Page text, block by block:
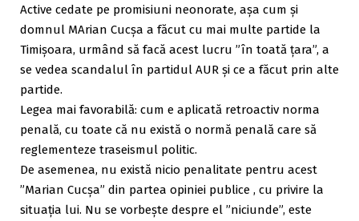
Active cedate pe promisiuni neonorate, așa cum și
domnul MArian Cucșa a făcut cu mai multe partide la
Timișoara, urmând să facă acest lucru ”în toată țara”, a
se vedea scandalul în partidul AUR și ce a făcut prin alte
partide.
Legea mai favorabilă: cum e aplicată retroactiv norma
penală, cu toate că nu există o normă penală care să
reglementeze traseismul politic.
De asemenea, nu există nicio penalitate pentru acest
”Marian Cucșa” din partea opiniei publice , cu privire la
situația lui. Nu se vorbește despre el ”niciunde”, este